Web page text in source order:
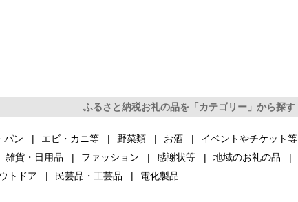
ふるさと納税お礼の品を「カテゴリー」から探す
パン エビ・カニ等 野菜類 お酒 イベントやチケット等
雑貨・日用品 ファッション 感謝状等 地域のお礼の品
トドア 民芸品・工芸品 電化製品